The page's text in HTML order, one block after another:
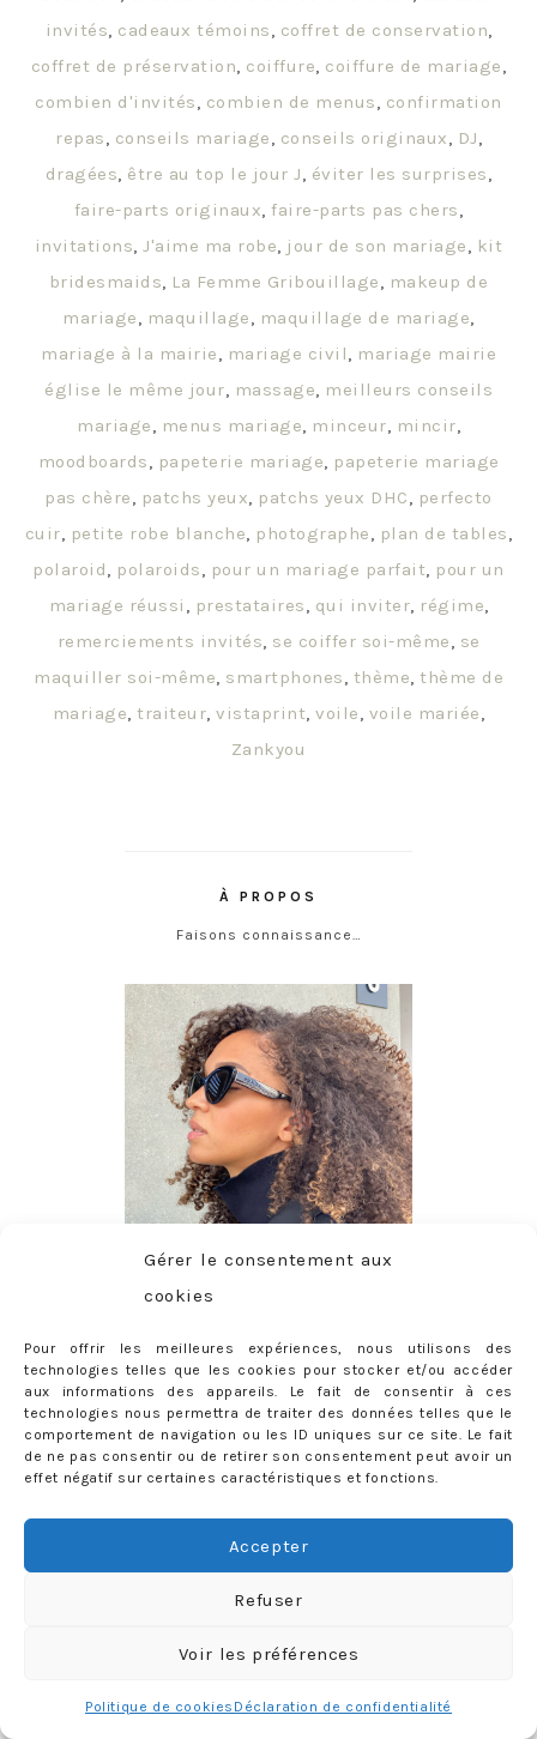
Gérer le consentement aux
cookies
Pour offrir les meilleures expériences, nous utilisons des
technologies telles que les cookies pour stocker et/ou accéder
aux informations des appareils. Le fait de consentir à ces
technologies nous permettra de traiter des données telles que le
comportement de navigation ou les ID uniques sur ce site. Le fait
de ne pas consentir ou de retirer son consentement peut avoir un
effet négatif sur certaines caractéristiques et fonctions.
Accepter
Refuser
Voir les préférences
Politique de cookies Déclaration de confidentialité
invités, cadeaux témoins, coffret de conservation,
coffret de préservation, coiffure, coiffure de mariage,
combien d'invités, combien de menus, confirmation
repas, conseils mariage, conseils originaux, DJ,
dragées, être au top le jour J, éviter les surprises,
faire-parts originaux,faire-parts pas chers,
invitations,J'aime ma robe, jour de son mariage, kit
bridesmaids, La Femme Gribouillage, makeup de
mariage, maquillage, maquillage de mariage,
mariage à la mairie, mariage civil, mariage mairie
église le même jour, massage, meilleurs conseils
mariage, menus mariage, minceur, mincir,
moodboards, papeterie mariage, papeterie mariage
pas chère, patchs yeux, patchs yeux DHC, perfecto
cuir, petite robe blanche, photographe, plan de tables,
polaroid, polaroids, pour un mariage parfait, pour un
mariage réussi , prestataires, qui inviter, régime,
remerciements invités, se coiffer soi-même, se
maquiller soi-même, smartphones, thème, thème de
mariage,traiteur,vistaprint,voile, voile mariée,
Zankyou
À PROPOS
Faisons connaissance…
CONTACT
priscilla@mercredie.com
mercredie